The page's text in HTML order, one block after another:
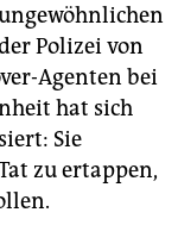
Polizei von
Agenten bei
hat sich
Sie
zu ertappen,